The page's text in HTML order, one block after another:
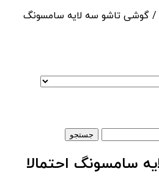
/ گوشی تاشو سه لایه سامسونگ
سامسونگ احتمالا